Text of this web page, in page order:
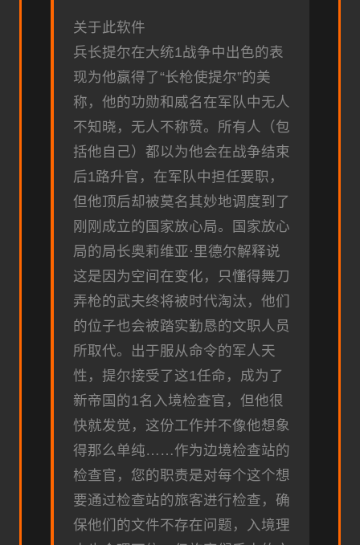
关于此软件
兵长提尔在大统1战争中出色的表
现为他赢得了“长枪使提尔”的美
称，他的功勋和威名在军队中无人
不知晓，无人不称赞。所有人（包
括他自己）都以为他会在战争结束
后1路升官，在军队中担任要职，
但他顶后却被莫名其妙地调度到了
刚刚成立的国家放心局。国家放心
局的局长奥莉维亚·里德尔解释说
这是因为空间在变化，只懂得舞刀
弄枪的武夫终将被时代淘汰，他们
的位子也会被踏实勤恳的文职人员
所取代。出于服从命令的军人天
性，提尔接受了这1任命，成为了
新帝国的1名入境检查官，但他很
快就发觉，这份工作并不像他想象
得那么单纯……作为边境检查站的
检查官，您的职责是对每个这个想
要通过检查站的旅客进行检查，确
保他们的文件不存在问题，入境理